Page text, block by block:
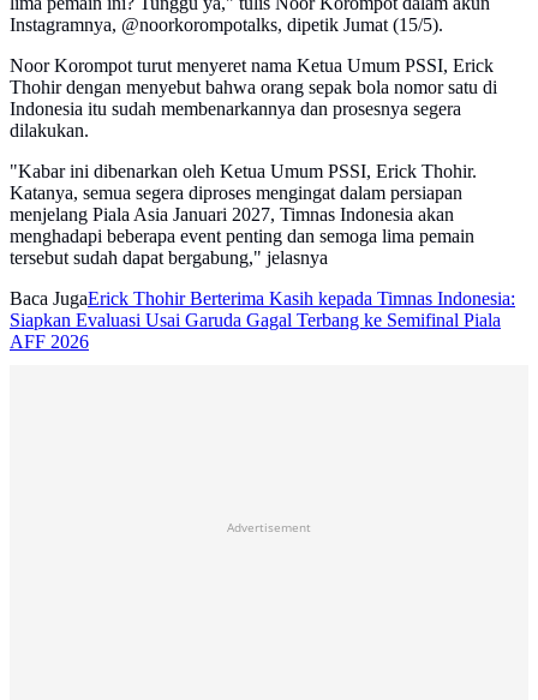
Instagramnya, @noorkorompotalks, dipetik Jumat (15/5).
Noor Korompot turut menyeret nama Ketua Umum PSSI, Erick
Thohir dengan menyebut bahwa orang sepak bola nomor satu di
Indonesia itu sudah membenarkannya dan prosesnya segera
dilakukan.
"Kabar ini dibenarkan oleh Ketua Umum PSSI, Erick Thohir.
Katanya, semua segera diproses mengingat dalam persiapan
menjelang Piala Asia Januari 2027, Timnas Indonesia akan
menghadapi beberapa event penting dan semoga lima pemain
tersebut sudah dapat bergabung," jelasnya
Baca JugaErick Thohir Berterima Kasih kepada Timnas Indonesia:
Siapkan Evaluasi Usai Garuda Gagal Terbang ke Semifinal Piala
AFF 2026
Advertisement